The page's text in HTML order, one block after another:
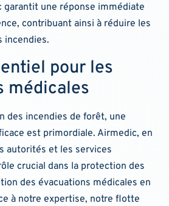
garantit une réponse immédiate
contribuant ainsi à réduire les
incendies.
pour les
médicales
des incendies de forêt, une
est primordiale. Airmedic, en
autorités et les services
crucial dans la protection des
des évacuations médicales en
à notre expertise, notre flotte